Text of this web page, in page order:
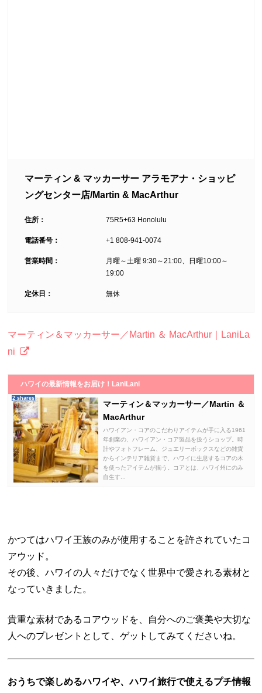
マーティン & マッカーサー アラモアナ・ショッピ
ングセンター店/Martin & MacArthur
住所： 75R5+63 Honolulu
電話番号： +1 808-941-0074
営業時間：
月曜～土曜 9:30～21:00、日曜10:00～
19:00
定休日： 無休
マーティン＆マッカーサー／Martin ＆ MacArthur｜LaniLa
ni
ハワイの最新情報をお届け！LaniLani
2 shares
マーティン＆マッカーサー／Martin ＆
MacArthur
ハワイアン・コアのこだわりアイテムが手に入る1961
年創業の、ハワイアン・コア製品を扱うショップ。時
計やフォトフレーム、ジュエリーボックスなどの雑貨
からインテリア雑貨まで、ハワイに生息するコアの木
を使ったアイテムが揃う。コアとは、ハワイ州にのみ
自生す...
かつてはハワイ王族のみが使用することを許されていたコ
アウッド。
その後、ハワイの人々だけでなく世界中で愛される素材と
なっていきました。
貴重な素材であるコアウッドを、自分へのご褒美や大切な
人へのプレゼントとして、ゲットしてみてくださいね。
おうちで楽しめるハワイや、ハワイ旅行で使えるプチ情報